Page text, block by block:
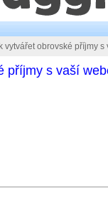
vytvářet obrovské příjmy s
příjmy s vaší